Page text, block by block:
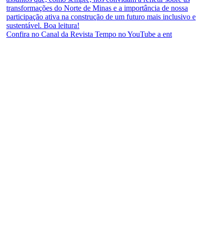
Confira no Canal da Revista Tempo no YouTube a ent